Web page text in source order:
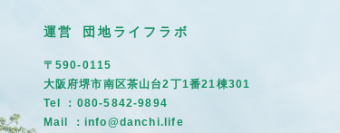
運営 団地ライフラボ
〒590-0115
大阪府堺市南区茶山台2丁1番21棟301
Tel ：080-5842-9894
Mail ：info@danchi.life